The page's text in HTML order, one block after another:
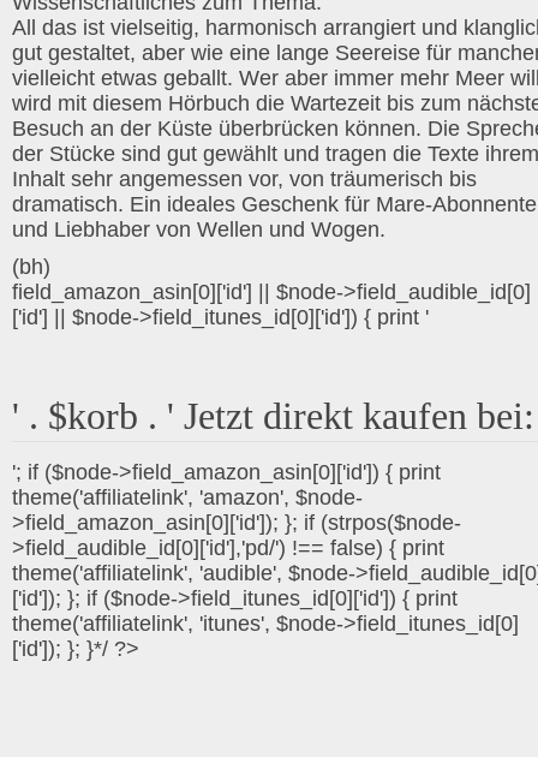
All das ist vielseitig, harmonisch arrangiert und
gut gestaltet, aber wie eine lange Seereise für
vielleicht etwas geballt. Wer aber immer mehr Meer
wird mit diesem Hörbuch die Wartezeit bis zum
Besuch an der Küste überbrücken können. Die
der Stücke sind gut gewählt und tragen die Texte ihrem
Inhalt sehr angemessen vor, von träumerisch bis
dramatisch. Ein ideales Geschenk für Mare-
und Liebhaber von Wellen und Wogen.
(bh)
field_amazon_asin[0]['id'] || $node->field_audible_id[0]
['id'] || $node->field_itunes_id[0]['id']) { print '
' . $korb . ' Jetzt direkt kaufen bei:
'; if ($node->field_amazon_asin[0]['id']) { print
theme('affiliatelink', 'amazon', $node-
>field_amazon_asin[0]['id']); }; if (strpos($node-
>field_audible_id[0]['id'],'pd/') !== false) { print
theme('affiliatelink', 'audible', $node-
['id']); }; if ($node->field_itunes_id[0]['id']) { print
theme('affiliatelink', 'itunes', $node->field_itunes_id[0]
['id']); }; }*/ ?>